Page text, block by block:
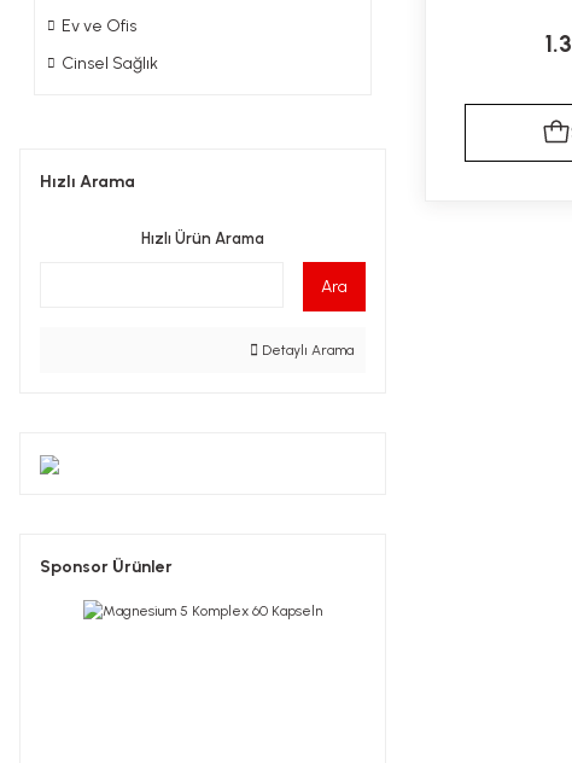
Ev ve Ofis
Cinsel Sağlık
Hızlı Arama
Hızlı Ürün Arama
Ara
Detaylı Arama
Sponsor Ürünler